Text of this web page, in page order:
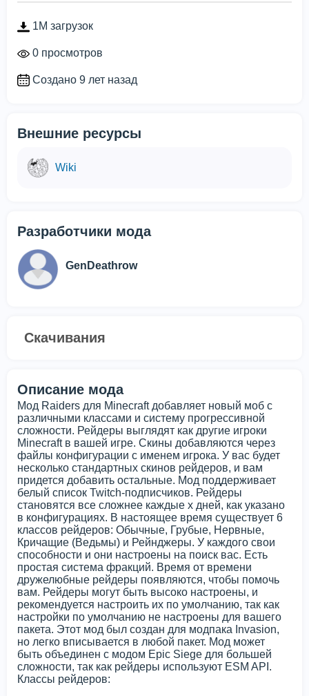
1M загрузок
0 просмотров
Создано 9 лет назад
Внешние ресурсы
Wiki
Разработчики мода
GenDeathrow
Скачивания
Описание мода
Мод Raiders для Minecraft добавляет новый моб с
различными классами и систему прогрессивной
сложности. Рейдеры выглядят как другие игроки
Minecraft в вашей игре. Скины добавляются через
файлы конфигурации с именем игрока. У вас будет
несколько стандартных скинов рейдеров, и вам
придется добавить остальные. Мод поддерживает
белый список Twitch-подписчиков. Рейдеры
становятся все сложнее каждые x дней, как указано
в конфигурациях. В настоящее время существует 6
классов рейдеров: Обычные, Грубые, Нервные,
Кричащие (Ведьмы) и Рейнджеры. У каждого свои
способности и они настроены на поиск вас. Есть
простая система фракций. Время от времени
дружелюбные рейдеры появляются, чтобы помочь
вам. Рейдеры могут быть высоко настроены, и
рекомендуется настроить их по умолчанию, так как
настройки по умолчанию не настроены для вашего
пакета. Этот мод был создан для модпака Invasion,
но легко вписывается в любой пакет. Мод может
быть объединен с модом Epic Siege для большей
сложности, так как рейдеры используют ESM API.
Классы рейдеров: